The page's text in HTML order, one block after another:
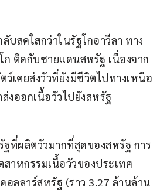
บสดใสกว่าในรัฐโกอาวีลา ทาง
ก ติดกับชายแดนสหรัฐ เนื่องจาก
ว์เคยส่งวัวที่ยังมีชีวิตไปทางเหนือ
งออกเนื้อวัวไปยังสหรัฐ
ฐที่ผลิตวัวมากที่สุดของสหรัฐ การ
าหกรรมเนื้อวัวของประเทศ
อลลาร์สหรัฐ (ราว 3.27 ล้านล้าน